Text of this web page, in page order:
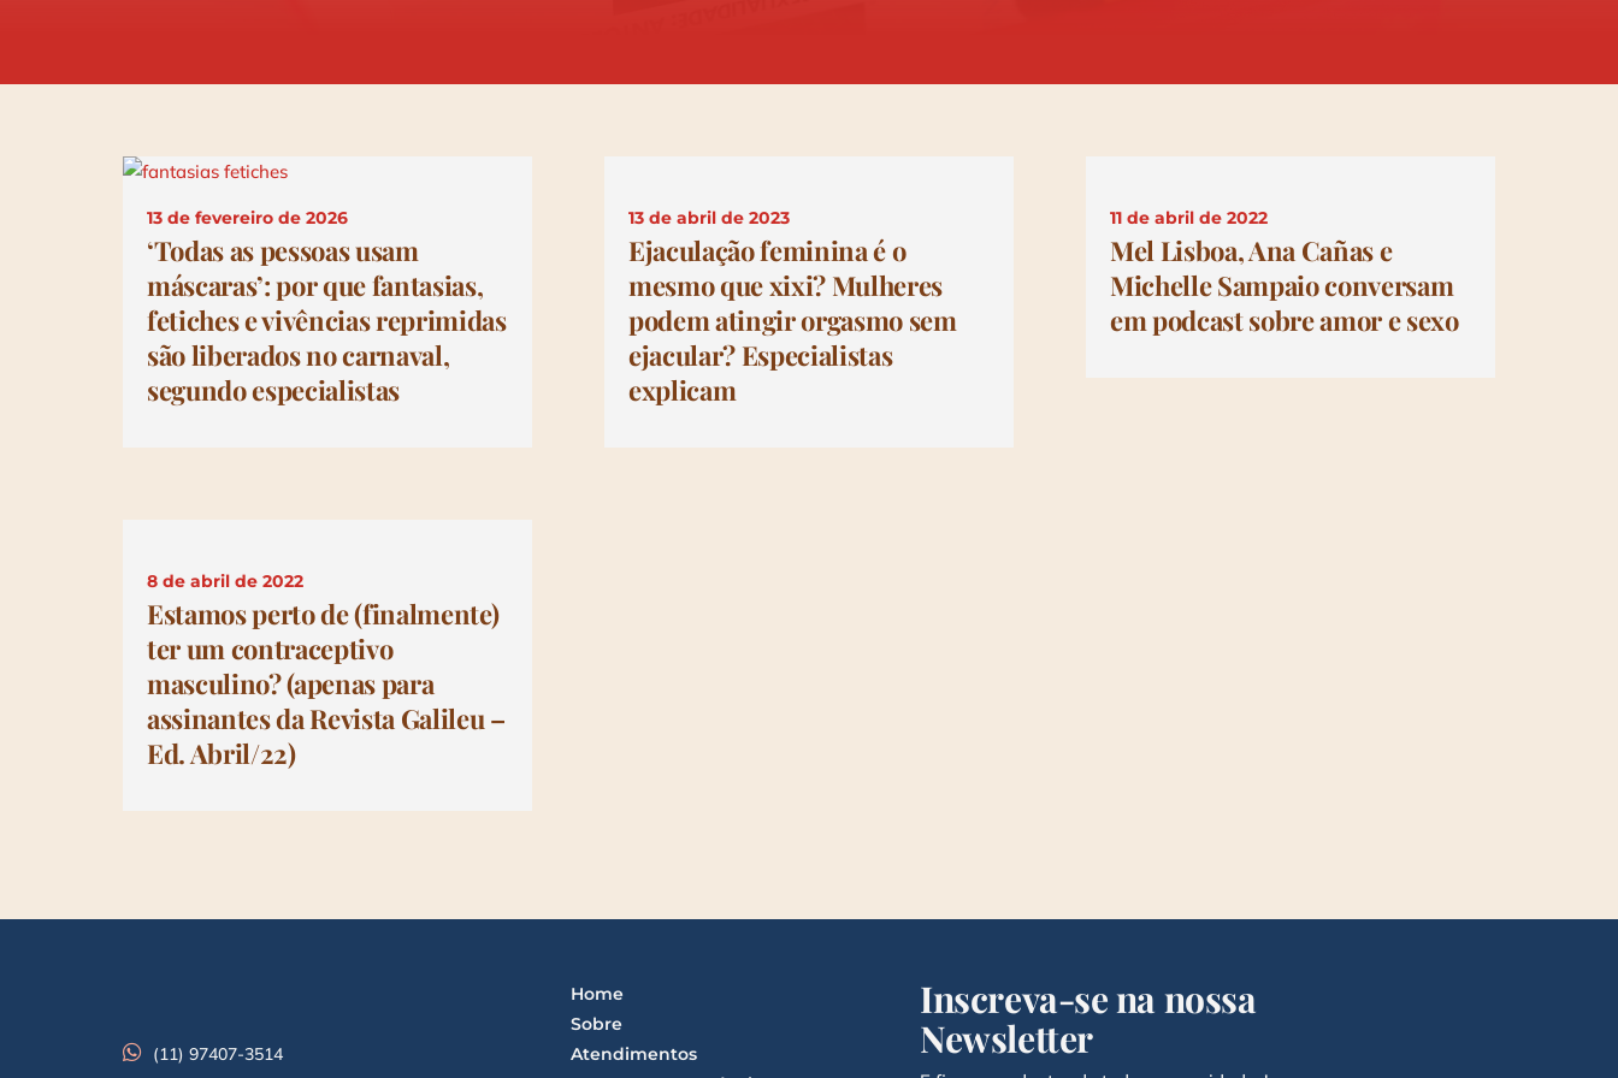
13 de fevereiro de 2026
‘Todas as pessoas usam
máscaras’: por que fantasias,
fetiches e vivências reprimidas
são liberados no carnaval,
segundo especialistas
13 de abril de 2023
Ejaculação feminina é o
mesmo que xixi? Mulheres
podem atingir orgasmo sem
ejacular? Especialistas
explicam
11 de abril de 2022
Mel Lisboa, Ana Cañas e
Michelle Sampaio conversam
em podcast sobre amor e sexo
8 de abril de 2022
Estamos perto de (finalmente)
ter um contraceptivo
masculino? (apenas para
assinantes da Revista Galileu –
Ed. Abril/22)
(11) 97407-3514
Home
Sobre
Atendimentos
Inscreva-se na nossa
Newsletter